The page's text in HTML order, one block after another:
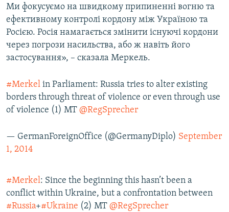
Ми фокусуємо на швидкому припиненні вогню та
ефективному контролі кордону між Україною та
Росією. Росія намагається змінити існуючі кордони
через погрози насильства, або ж навіть його
застосування», – сказала Меркель.
#Merkel in Parliament: Russia tries to alter existing
borders through threat of violence or even through use
of violence (1) MT @RegSprecher
— GermanForeignOffice (@GermanyDiplo) September
1, 2014
#Merkel: Since the beginning this hasn’t been a
conflict within Ukraine, but a confrontation between
#Russia+#Ukraine (2) MT @RegSprecher